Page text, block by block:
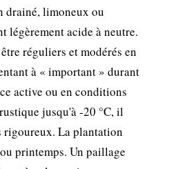
drainé, limoneux ou
légèrement acide à neutre.
réguliers et modérés en
à « important » durant
active ou en conditions
jusqu'à -20 °C, il
rigoureux. La plantation
printemps. Un paillage